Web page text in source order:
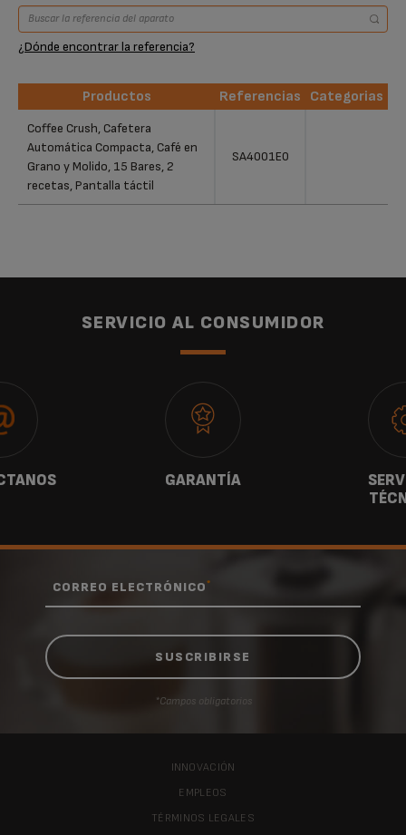
¿Dónde encontrar la referencia?
Productos Referencias
Categorias
Productos
Coffee Crush, Cafetera
Automática Compacta, Café en
Grano y Molido, 15 Bares, 2
recetas, Pantalla táctil
SA4001E0
SERVICIO AL CONSUMIDOR
GARANTÍA
CORREO ELECTRÓNICO*
*Campos obligatorios
INNOVACIÓN
EMPLEOS
TÉRMINOS LEGALES